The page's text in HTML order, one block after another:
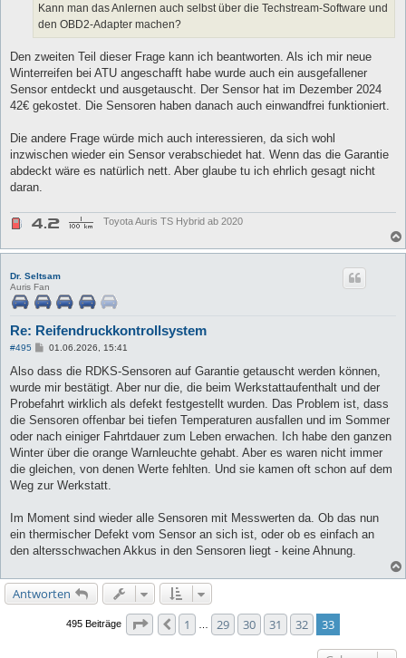
Kann man das Anlernen auch selbst über die Techstream-Software und
den OBD2-Adapter machen?
Den zweiten Teil dieser Frage kann ich beantworten. Als ich mir neue
Winterreifen bei ATU angeschafft habe wurde auch ein ausgefallener
Sensor entdeckt und ausgetauscht. Der Sensor hat im Dezember 2024
42€ gekostet. Die Sensoren haben danach auch einwandfrei funktioniert.
Die andere Frage würde mich auch interessieren, da sich wohl
inzwischen wieder ein Sensor verabschiedet hat. Wenn das die Garantie
abdeckt wäre es natürlich nett. Aber glaube tu ich ehrlich gesagt nicht
daran.
Toyota Auris TS Hybrid ab 2020
Dr. Seltsam
Auris Fan
Re: Reifendruckkontrollsystem
#495
B
i
r
a
01.06.2026, 15:41
Also dass die RDKS-Sensoren auf Garantie getauscht werden können,
wurde mir bestätigt. Aber nur die, die beim Werkstattaufenthalt und der
Probefahrt wirklich als defekt festgestellt wurden. Das Problem ist, dass
die Sensoren offenbar bei tiefen Temperaturen ausfallen und im Sommer
oder nach einiger Fahrtdauer zum Leben erwachen. Ich habe den ganzen
Winter über die orange Warnleuchte gehabt. Aber es waren nicht immer
die gleichen, von denen Werte fehlten. Und sie kamen oft schon auf dem
Weg zur Werkstatt.
Im Moment sind wieder alle Sensoren mit Messwerten da. Ob das nun
ein thermischer Defekt vom Sensor an sich ist, oder ob es einfach an
den altersschwachen Akkus in den Sensoren liegt - keine Ahnung.
Antworten
495 Beiträge Seite 33 von 33
Vorherige
1 29 30 31 32 33